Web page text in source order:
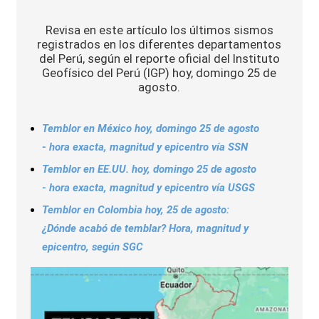
Revisa en este artículo los últimos sismos
registrados en los diferentes departamentos
del Perú, según el reporte oficial del Instituto
Geofísico del Perú (IGP) hoy, domingo 25 de
agosto.
Temblor en México hoy, domingo 25 de agosto
- hora exacta, magnitud y epicentro vía SSN
Temblor en EE.UU. hoy, domingo 25 de agosto
- hora exacta, magnitud y epicentro vía USGS
Temblor en Colombia hoy, 25 de agosto:
¿Dónde acabó de temblar? Hora, magnitud y
epicentro, según SGC